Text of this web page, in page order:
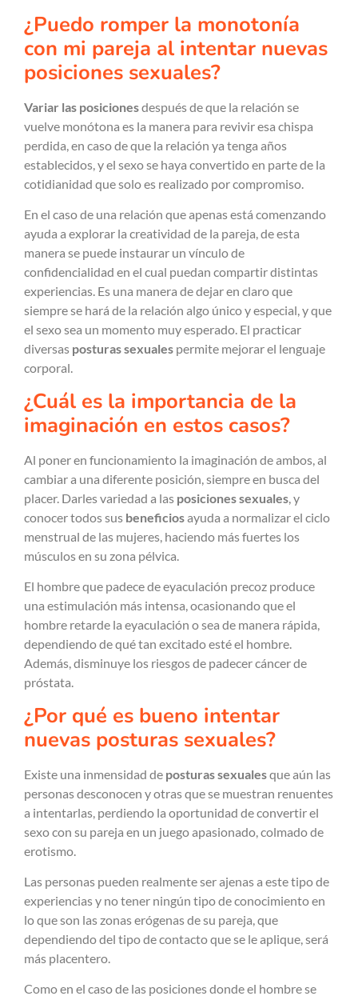
¿Puedo romper la monotonía
con mi pareja al intentar nuevas
posiciones sexuales?
Variar las posicionesdespués de que la relación se
vuelve monótona es la manera para revivir esa chispa
perdida, en caso de que la relación ya tenga años
establecidos, y el sexo se haya convertido en parte de la
cotidianidad que solo es realizado por compromiso.
En el caso de una relación que apenas está comenzando
ayuda a explorar la creatividad de la pareja, de esta
manera se puede instaurar un vínculo de
confidencialidad en el cual puedan compartir distintas
experiencias. Es una manera de dejar en claro que
siempre se hará de la relación algo único y especial, y que
el sexo sea un momento muy esperado. El practicar
diversas posturas sexuales permite mejorar el lenguaje
corporal.
¿Cuál es la importancia de la
imaginación en estos casos?
Al poner en funcionamiento la imaginación de ambos, al
cambiar a una diferente posición, siempre en busca del
placer. Darles variedad a las posiciones sexuales , y
conocer todos sus beneficiosayuda a normalizar el ciclo
menstrual de las mujeres, haciendo más fuertes los
músculos en su zona pélvica.
El hombre que padece de eyaculación precoz produce
una estimulación más intensa, ocasionando que el
hombre retarde la eyaculación o sea de manera rápida,
dependiendo de qué tan excitado esté el hombre.
Además, disminuye los riesgos de padecer cáncer de
próstata.
¿Por qué es bueno intentar
nuevas posturas sexuales?
Existe una inmensidad de posturas sexualesque aún las
personas desconocen y otras que se muestran renuentes
a intentarlas, perdiendo la oportunidad de convertir el
sexo con su pareja en un juego apasionado, colmado de
erotismo.
Las personas pueden realmente ser ajenas a este tipo de
experiencias y no tener ningún tipo de conocimiento en
lo que son las zonas erógenas de su pareja, que
dependiendo del tipo de contacto que se le aplique, será
más placentero.
Como en el caso de las posiciones donde el hombre se